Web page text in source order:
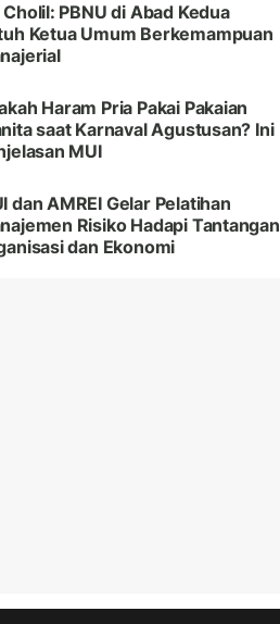
Cholil: PBNU di Abad Kedua
Ketua Umum Berkemampuan
Haram Pria Pakai Pakaian
saat Karnaval Agustusan? Ini
MUI
dan AMREI Gelar Pelatihan
Risiko Hadapi Tantangan
dan Ekonomi